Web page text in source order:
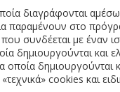
διαγράφονται
παραμένουν στο
συνδέεται με έναν
δημιουργούνται και
δημιουργούνται
cookies και